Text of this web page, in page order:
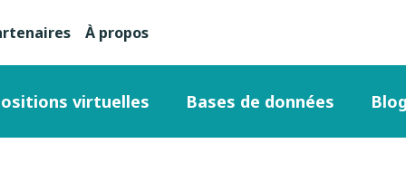
À propos
virtuelles Bases de données